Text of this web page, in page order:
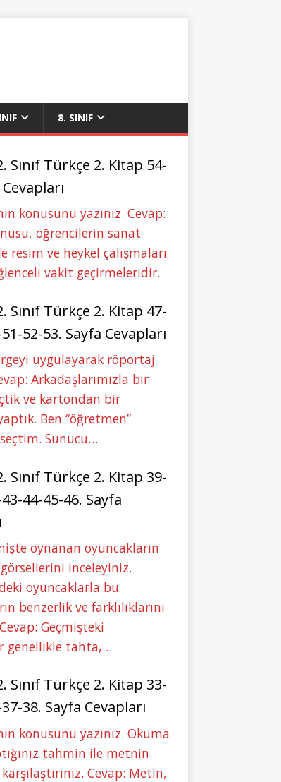
8. SINIF
Sınıf Türkçe 2. Kitap 54-
konusunu yazınız. Cevap:
öğrencilerin sanat
resim ve heykel çalışmaları
vakit geçirmeleridir.
Sınıf Türkçe 2. Kitap 47-
52-53. Sayfa Cevapları
uygulayarak röportaj
Arkadaşlarımızla bir
ve kartondan bir
Ben “öğretmen”
Sunucu…
Sınıf Türkçe 2. Kitap 39-
44-45-46. Sayfa
oynanan oyuncakların
inceleyiniz.
oyuncaklarla bu
benzerlik ve farklılıklarını
Geçmişteki
genellikle tahta,…
Sınıf Türkçe 2. Kitap 33-
38. Sayfa Cevapları
konusunu yazınız. Okuma
tahmin ile metnin
Cevap: Metin,